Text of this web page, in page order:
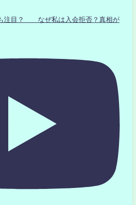
注目？ なぜ私は入会拒否？真相が